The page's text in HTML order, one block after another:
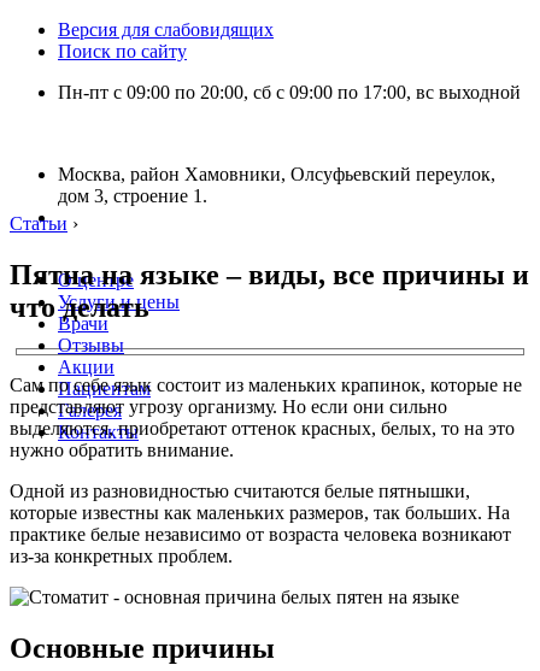
Версия для слабовидящих
Поиск по сайту
Пн-пт с 09:00 по 20:00, сб с 09:00 по 17:00, вс выходной
Москва, район Хамовники, Олсуфьевский переулок,
дом 3, строение 1.
О центре
Услуги и цены
Врачи
Отзывы
Акции
Пациентам
Галерея
Контакты
Статьи ›
Пятна на языке – виды, все причины и
что делать
Сам по себе язык состоит из маленьких крапинок, которые не
представляют угрозу организму. Но если они сильно
выделяются, приобретают оттенок красных, белых, то на это
нужно обратить внимание.
Одной из разновидностью считаются белые пятнышки,
которые известны как маленьких размеров, так больших. На
практике белые независимо от возраста человека возникают
из-за конкретных проблем.
Основные причины